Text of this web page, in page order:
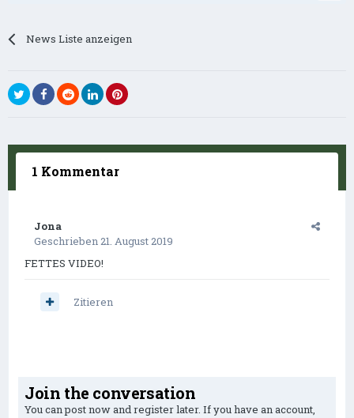
News Liste anzeigen
1 Kommentar
Jona
Geschrieben21. August 2019
FETTES VIDEO!
Zitieren
Join the conversation
You can post now and register later. If you have an account,